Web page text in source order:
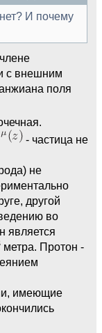
И почему
с внешним
поля
- частица не
не
другой
во
является
метра. Протон -
имеющие